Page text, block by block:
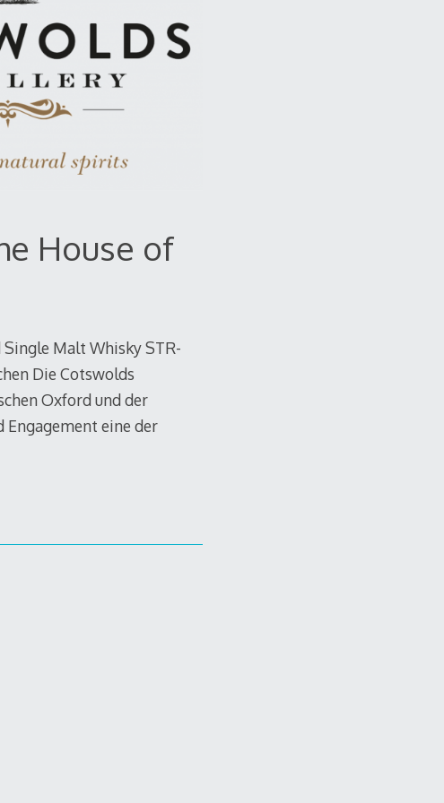
House of
Single Malt Whisky STR-
Die Cotswolds
Oxford und der
eine der